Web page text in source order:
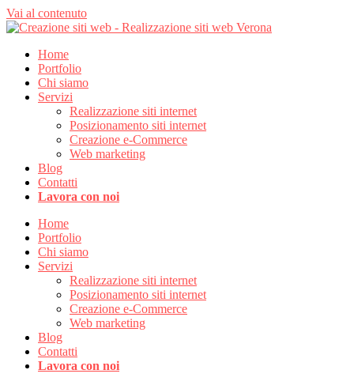
Vai al contenuto
Home
Portfolio
Chi siamo
Servizi
Realizzazione siti internet
Posizionamento siti internet
Creazione e-Commerce
Web marketing
Blog
Contatti
Lavora con noi
Home
Portfolio
Chi siamo
Servizi
Realizzazione siti internet
Posizionamento siti internet
Creazione e-Commerce
Web marketing
Blog
Contatti
Lavora con noi